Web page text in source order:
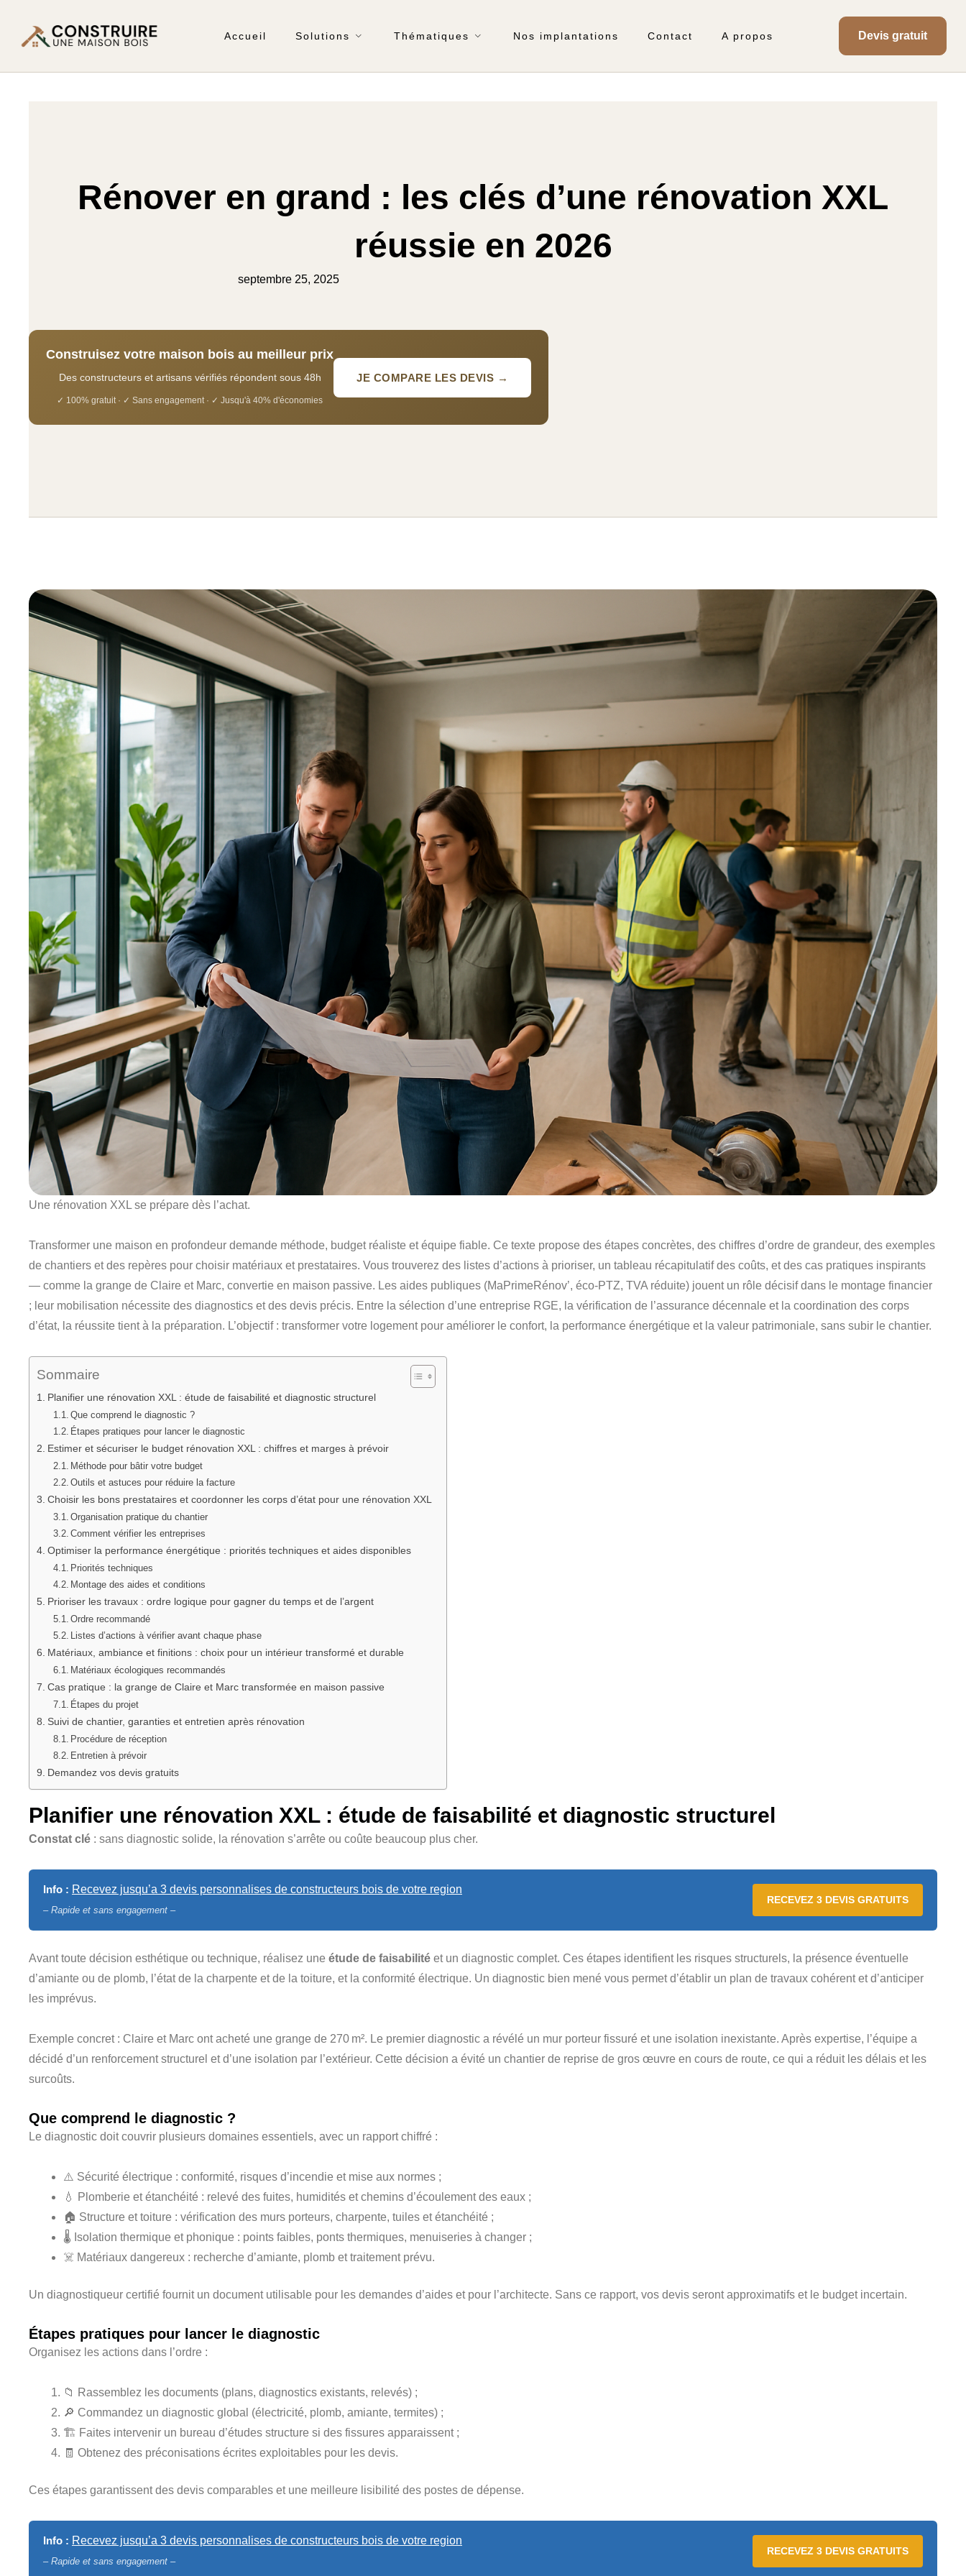
Accueil Solutions Thématiques Nos implantations Contact A propos Devis gratuit
Rénover en grand : les clés d’une rénovation XXL
réussie en 2026
septembre 25, 2025
Construisez votre maison bois au meilleur prix
Des constructeurs et artisans vérifiés répondent sous 48h
✓ 100% gratuit · ✓ Sans engagement · ✓ Jusqu'à 40% d'économies
JE COMPARE LES DEVIS →
Une rénovation XXL se prépare dès l’achat.
Transformer une maison en profondeur demande méthode, budget réaliste et équipe fiable. Ce texte propose des étapes concrètes, des chiffres d’ordre de grandeur, des exemples
de chantiers et des repères pour choisir matériaux et prestataires. Vous trouverez des listes d’actions à prioriser, un tableau récapitulatif des coûts, et des cas pratiques inspirants
— comme la grange de Claire et Marc, convertie en maison passive. Les aides publiques (MaPrimeRénov’, éco‑PTZ, TVA réduite) jouent un rôle décisif dans le montage financier
; leur mobilisation nécessite des diagnostics et des devis précis. Entre la sélection d’une entreprise RGE, la vérification de l’assurance décennale et la coordination des corps
d’état, la réussite tient à la préparation. L’objectif : transformer votre logement pour améliorer le confort, la performance énergétique et la valeur patrimoniale, sans subir le chantier.
Sommaire
Planifier une rénovation XXL : étude de faisabilité et diagnostic structurel
Que comprend le diagnostic ?
Étapes pratiques pour lancer le diagnostic
Estimer et sécuriser le budget rénovation XXL : chiffres et marges à prévoir
Méthode pour bâtir votre budget
Outils et astuces pour réduire la facture
Choisir les bons prestataires et coordonner les corps d’état pour une rénovation XXL
Organisation pratique du chantier
Comment vérifier les entreprises
Optimiser la performance énergétique : priorités techniques et aides disponibles
Priorités techniques
Montage des aides et conditions
Prioriser les travaux : ordre logique pour gagner du temps et de l’argent
Ordre recommandé
Listes d’actions à vérifier avant chaque phase
Matériaux, ambiance et finitions : choix pour un intérieur transformé et durable
Matériaux écologiques recommandés
Cas pratique : la grange de Claire et Marc transformée en maison passive
Étapes du projet
Suivi de chantier, garanties et entretien après rénovation
Procédure de réception
Entretien à prévoir
Demandez vos devis gratuits
Planifier une rénovation XXL : étude de faisabilité et diagnostic structurel
Constat clé : sans diagnostic solide, la rénovation s’arrête ou coûte beaucoup plus cher.
Info : Recevez jusqu’a 3 devis personnalises de constructeurs bois de votre region
– Rapide et sans engagement –
RECEVEZ 3 DEVIS GRATUITS
Avant toute décision esthétique ou technique, réalisez une étude de faisabilité et un diagnostic complet. Ces étapes identifient les risques structurels, la présence éventuelle
d’amiante ou de plomb, l’état de la charpente et de la toiture, et la conformité électrique. Un diagnostic bien mené vous permet d’établir un plan de travaux cohérent et d’anticiper
les imprévus.
Exemple concret : Claire et Marc ont acheté une grange de 270 m². Le premier diagnostic a révélé un mur porteur fissuré et une isolation inexistante. Après expertise, l’équipe a
décidé d’un renforcement structurel et d’une isolation par l’extérieur. Cette décision a évité un chantier de reprise de gros œuvre en cours de route, ce qui a réduit les délais et les
surcoûts.
Que comprend le diagnostic ?
Le diagnostic doit couvrir plusieurs domaines essentiels, avec un rapport chiffré :
⚠️ Sécurité électrique : conformité, risques d’incendie et mise aux normes ;
💧 Plomberie et étanchéité : relevé des fuites, humidités et chemins d’écoulement des eaux ;
🏠 Structure et toiture : vérification des murs porteurs, charpente, tuiles et étanchéité ;
🌡️ Isolation thermique et phonique : points faibles, ponts thermiques, menuiseries à changer ;
☠️ Matériaux dangereux : recherche d’amiante, plomb et traitement prévu.
Un diagnostiqueur certifié fournit un document utilisable pour les demandes d’aides et pour l’architecte. Sans ce rapport, vos devis seront approximatifs et le budget incertain.
Étapes pratiques pour lancer le diagnostic
Organisez les actions dans l’ordre :
📁 Rassemblez les documents (plans, diagnostics existants, relevés) ;
🔎 Commandez un diagnostic global (électricité, plomb, amiante, termites) ;
🏗️ Faites intervenir un bureau d’études structure si des fissures apparaissent ;
🧾 Obtenez des préconisations écrites exploitables pour les devis.
Ces étapes garantissent des devis comparables et une meilleure lisibilité des postes de dépense.
Info : Recevez jusqu’a 3 devis personnalises de constructeurs bois de votre region
– Rapide et sans engagement –
RECEVEZ 3 DEVIS GRATUITS